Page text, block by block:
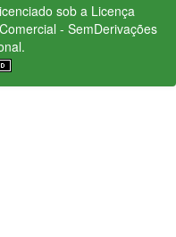
sob a Licença
- SemDerivações